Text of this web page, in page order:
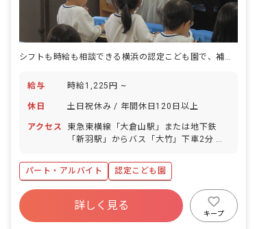
シフトも時給も相談できる横浜の認定こども園で、補助から保育に関わり始める。
給与 時給1,225円 ~
休日 土日祝休み / 年間休日120日以上
アクセス
東急東横線「大倉山駅」または地下鉄
「新羽駅」からバス「大竹」下車2分 横
徒歩12分 ※バスの本数は多めですので
通勤にも便利です。 ※マイカー通勤可
・駅前にはスーパーや飲食店が充実して
おり買い物や外食には困りません。ま
た、駅から徒歩圏内に大型スーパー
パート・アルバイト
認定こども園
年間休日120日以上
社会保険完備
有給
残業少なめ
詳しく見る
キープ